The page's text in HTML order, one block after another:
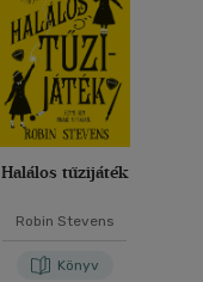
Halálos tűzijáték
Robin Stevens
Könyv